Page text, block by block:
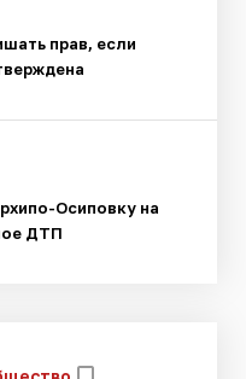
прав, если
Осиповку на
ДТП